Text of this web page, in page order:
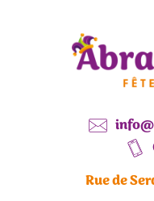
Rue de